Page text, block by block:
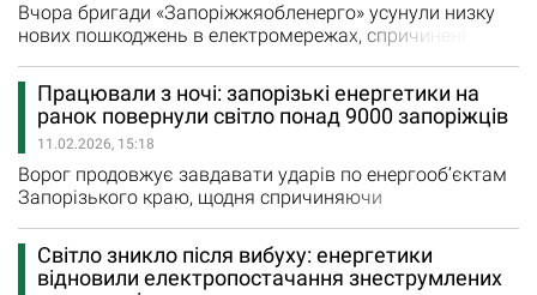
Вчора бригади «Запоріжжяобленерго» усунули низку
нових пошкоджень в електромережах, спричинені
заживили 11,5 тисячі родин на Вільнянщині, 3 300
абонентів у Кушугумській громаді та ще низку
споживачів на Оріхівському напрямку, що
знеструмлювалися напередодні через рашистські
атаки на наш край, - . повідомив…
Працювали з ночі: запорізькі енергетики на
ранок повернули світло понад 9000 запоріжців
11.02.2026, 15:18
Ворог продовжує завдавати ударів по енергооб’єктам
Запорізького краю, щодня спричиняючи
вночі росіяни поцілили в енергетичний об'єкт,
внаслідок чого 11,8 тис. абонентів у двох районах
міста залишилися без світла. О 02:45 енергетики
Світло зникло після вибуху: енергетики
відновили електропостачання знеструмлених